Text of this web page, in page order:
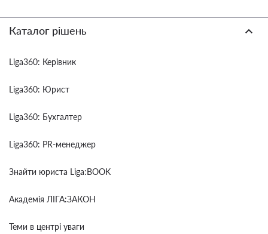
Каталог рішень
Liga360: Керівник
Liga360: Юрист
Liga360: Бухгалтер
Liga360: PR-менеджер
Знайти юриста Liga:BOOK
Академія ЛІГА:ЗАКОН
Теми в центрі уваги